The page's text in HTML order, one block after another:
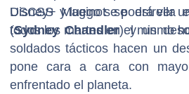
Disney+ y luego se podrá ver
todos los martes en el mismo
USCSS Maginot se estrella
(Sydney Chandler) y un
soldados tácticos hacen un
pone cara a cara con
enfrentado el planeta.